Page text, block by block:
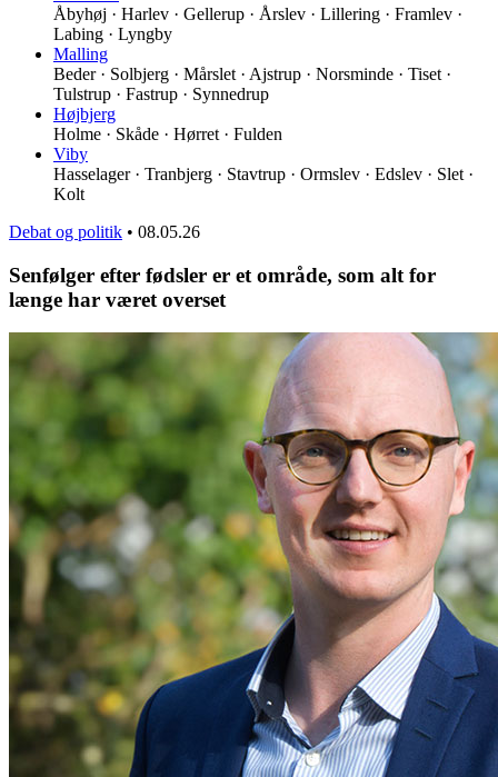
Åbyhøj · Harlev · Gellerup · Årslev · Lillering · Framlev ·
Labing · Lyngby
Malling
Beder · Solbjerg · Mårslet · Ajstrup · Norsminde · Tiset ·
Tulstrup · Fastrup · Synnedrup
Højbjerg
Holme · Skåde · Hørret · Fulden
Viby
Hasselager · Tranbjerg · Stavtrup · Ormslev · Edslev · Slet ·
Kolt
Debat og politik • 08.05.26
Senfølger efter fødsler er et område, som alt for
længe har været overset